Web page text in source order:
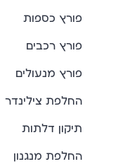
פורץ כספות
פורץ רכבים
פורץ מנעולים
החלפת צילינדר
תיקון דלתות
החלפת מנגנון